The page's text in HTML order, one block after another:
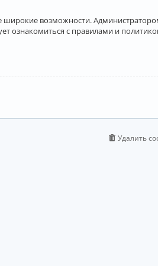
широкие возможности.
ознакомиться с правилами и
Удалить